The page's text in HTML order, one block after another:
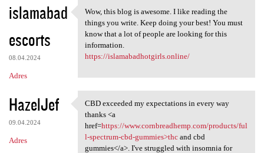
islamabad
escorts
08.04.2024
Adres
Wow, this blog is awesome. I
Wow, this blog is awesome. I like reading the
things you write. Keep doing your best! You must
know that a lot of people are looking for this
information.
https://islamabadhotgirls.online/
HazelJef
09.04.2024
Adres
CBD exceeded my expectations
CBD exceeded my expectations in every way
thanks <a
href=https://www.cornbreadhemp.com/products/ful
l-spectrum-cbd-gummies>thcand cbd
gummies</a>. I've struggled with insomnia for